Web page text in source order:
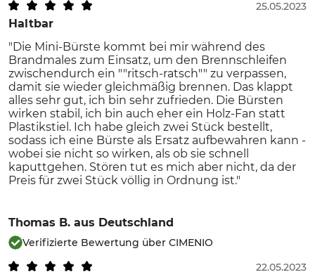
Haltbar
25.05.2023
"Die Mini-Bürste kommt bei mir während des
Brandmales zum Einsatz, um den Brennschleifen
zwischendurch ein ""ritsch-ratsch"" zu verpassen,
damit sie wieder gleichmäßig brennen. Das klappt
alles sehr gut, ich bin sehr zufrieden. Die Bürsten
wirken stabil, ich bin auch eher ein Holz-Fan statt
Plastikstiel. Ich habe gleich zwei Stück bestellt,
sodass ich eine Bürste als Ersatz aufbewahren kann -
wobei sie nicht so wirken, als ob sie schnell
kaputtgehen. Stören tut es mich aber nicht, da der
Preis für zwei Stück völlig in Ordnung ist."
Thomas B. aus Deutschland
Verifizierte Bewertung über CIMENIO
22.05.2023